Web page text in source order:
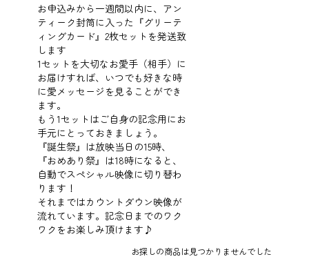
お申込みから一週間以内に、アン
ティーク封筒に入った『グリーテ
ィングカード』2枚セットを発送致
します
1セットを大切なお愛手（相手）に
お届けすれば、いつでも好きな時
に愛メッセージを見ることができ
ます。
もう1セットはご自身の記念用にお
手元にとっておきましょう。
『誕生祭』は放映当日の15時、
『おめあり祭』は18時になると、
自動でスペシャル映像に切り替わ
ります！
それまではカウントダウン映像が
流れています。記念日までのワク
ワクをお楽しみ頂けます♪
お探しの商品は見つかりませんでした